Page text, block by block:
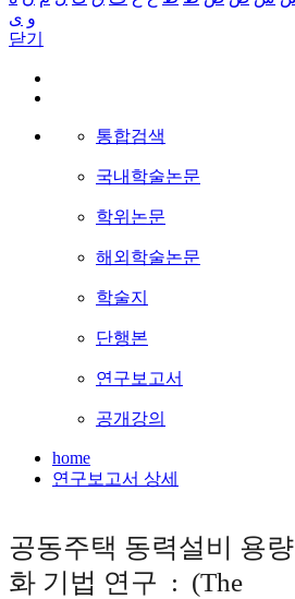
و ی
닫기
통합검색
국내학술논문
학위논문
해외학술논문
학술지
단행본
연구보고서
공개강의
home
연구보고서 상세
공동주택 동력설비 용
화 기법 연구 : (The